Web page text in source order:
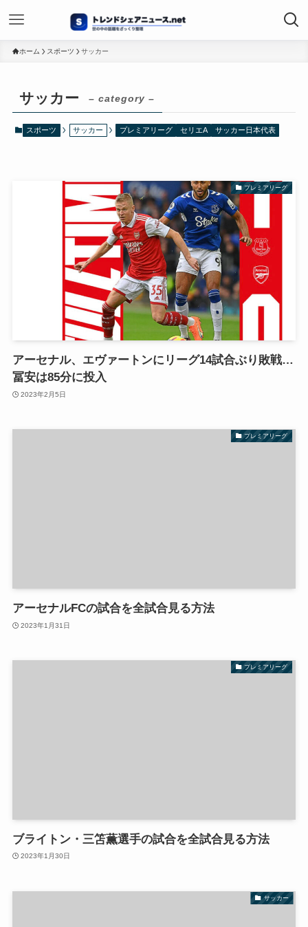
ホーム スポーツ サッカー
サッカー – category –
スポーツ サッカー プレミアリーグ セリエA サッカー日本代表
プレミアリーグ
アーセナル、エヴァートンにリーグ14試合ぶり敗戦…
冨安は85分に投入
2023年2月5日
プレミアリーグ
アーセナルFCの試合を全試合見る方法
2023年1月31日
プレミアリーグ
ブライトン・三笘薫選手の試合を全試合見る方法
2023年1月30日
サッカー